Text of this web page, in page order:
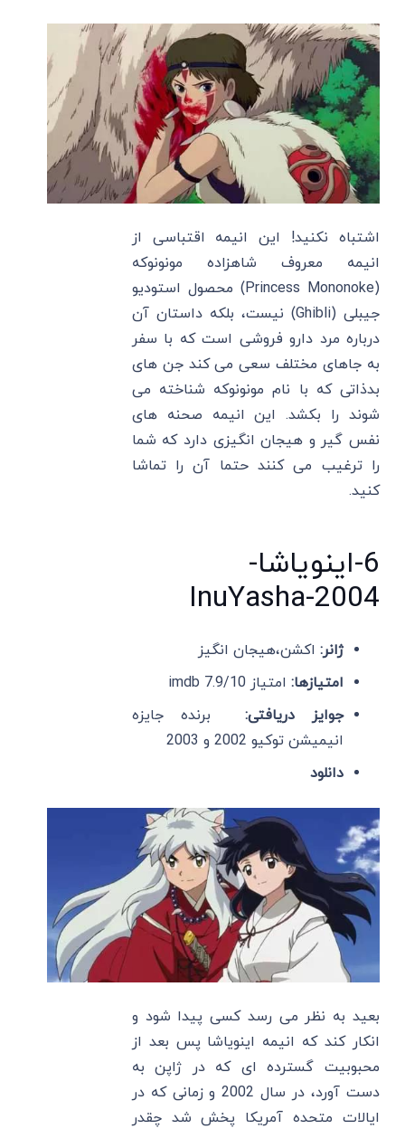
اشتباه نکنید! این انیمه اقتباسی از
انیمه معروف شاهزاده مونونوکه
(Princess Mononoke) محصول استودیو
جیبلی (Ghibli) نیست، بلکه داستان آن
درباره مرد دارو فروشی است که با سفر
به جاهای مختلف سعی می کند جن های
بدذاتی که با نام مونونوکه شناخته می
شوند را بکشد. این انیمه صحنه های
نفس گیر و هیجان انگیزی دارد که شما
را ترغیب می کنند حتما آن را تماشا
کنید.
6-اینویاشا-
InuYasha-2004
ژانر: اکشن،هیجان انگیز
امتیازها: امتیاز imdb 7.9/10
جوایز دریافتی: برنده جایزه
انیمیشن توکیو 2002 و 2003
دانلود
بعید به نظر می رسد کسی پیدا شود و
انکار کند که انیمه اینویاشا پس بعد از
محبوبیت گسترده ای که در ژاپن به
دست آورد، در سال 2002 و زمانی که در
ایالات متحده آمریکا پخش شد چقدر